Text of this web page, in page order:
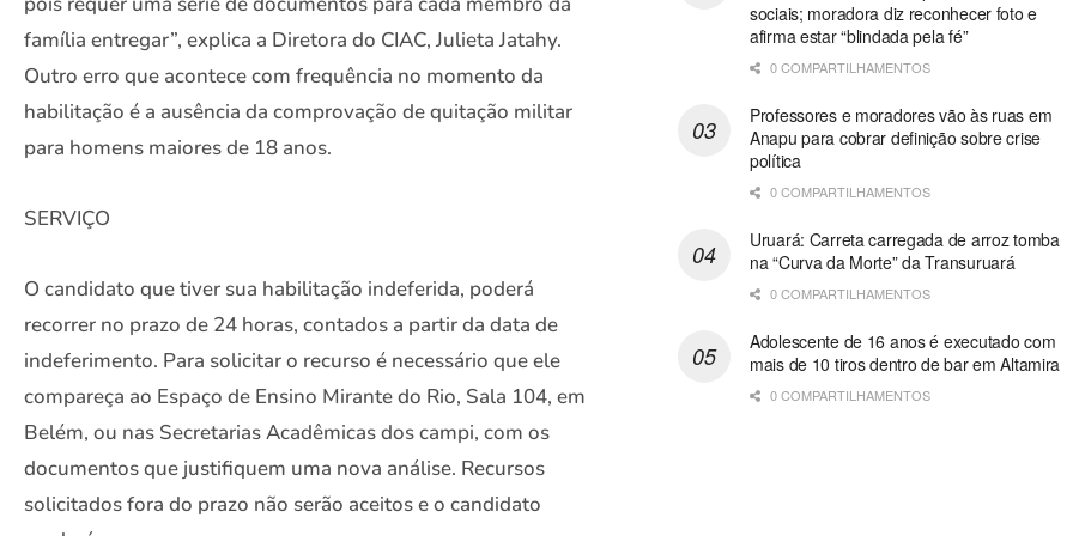
família entregar”, explica a Diretora do CIAC, Julieta Jatahy.
Outro erro que acontece com frequência no momento da
habilitação é a ausência da comprovação de quitação militar
para homens maiores de 18 anos.
SERVIÇO
O candidato que tiver sua habilitação indeferida, poderá
recorrer no prazo de 24 horas, contados a partir da data de
indeferimento. Para solicitar o recurso é necessário que ele
compareça ao Espaço de Ensino Mirante do Rio, Sala 104, em
Belém, ou nas Secretarias Acadêmicas dos campi, com os
documentos que justifiquem uma nova análise. Recursos
solicitados fora do prazo não serão aceitos e o candidato
sociais; moradora diz reconhecer foto e
afirma estar “blindada pela fé”
0 COMPARTILHAMENTOS
Professores e moradores vão às ruas em
Anapu para cobrar definição sobre crise
política
0 COMPARTILHAMENTOS
Uruará: Carreta carregada de arroz tomba
na “Curva da Morte” da Transuruará
0 COMPARTILHAMENTOS
Adolescente de 16 anos é executado com
mais de 10 tiros dentro de bar em Altamira
0 COMPARTILHAMENTOS